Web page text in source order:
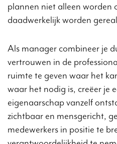
plannen niet alleen worden
daadwerkelijk worden
Als manager combineer je
vertrouwen in de
ruimte te geven waar het
waar het nodig is, creëer je
eigenaarschap vanzelf
zichtbaar en mensgericht,
medewerkers in positie te